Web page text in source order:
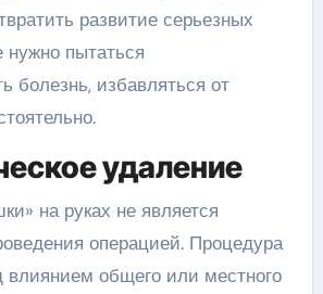
развитие серьезных
пытаться
болезнь, избавляться от
удаление
на руках не является
операцией. Процедура
влиянием общего или местного